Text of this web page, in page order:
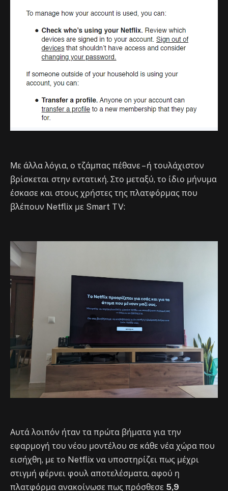
Με άλλα λόγια, ο τζάμπας πέθανε – ή τουλάχιστον
βρίσκεται στην εντατική. Στο μεταξύ, το ίδιο μήνυμα
έσκασε και στους χρήστες της πλατφόρμας που
βλέπουν Netflix με Smart TV:
Αυτά λοιπόν ήταν τα πρώτα βήματα για την
εφαρμογή του νέου μοντέλου σε κάθε νέα χώρα που
εισήχθη, με το Netflix να υποστηρίζει πως μέχρι
στιγμή φέρνει φουλ αποτελέσματα, αφού η
πλατφόρμα ανακοίνωσε πως πρόσθεσε 5,9